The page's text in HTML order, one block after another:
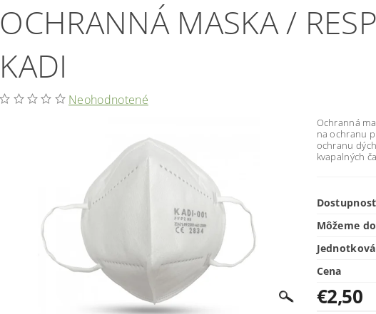
OCHRANNÁ MASKA /
KADI
Neohodnotené
Ochranná
na ochranu
ochranu
kvapalných
Dostupnosť
Môžeme
Cena
€2,50